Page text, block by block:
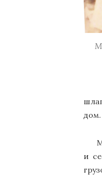
дом.
и